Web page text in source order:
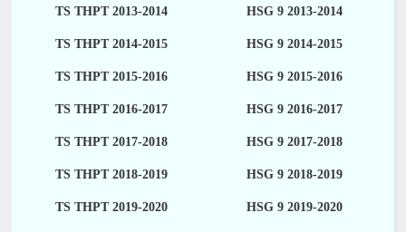
TS THPT 2013-2014 HSG 9 2013-2014
TS THPT 2014-2015 HSG 9 2014-2015
TS THPT 2015-2016 HSG 9 2015-2016
TS THPT 2016-2017 HSG 9 2016-2017
TS THPT 2017-2018 HSG 9 2017-2018
TS THPT 2018-2019 HSG 9 2018-2019
TS THPT 2019-2020 HSG 9 2019-2020